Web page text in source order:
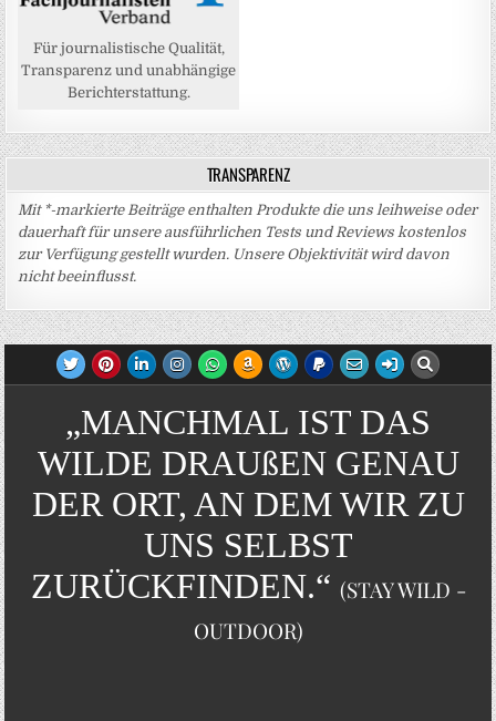
Für journalistische Qualität,
Transparenz und unabhängige
Berichterstattung.
TRANSPARENZ
Mit *-markierte Beiträge enthalten Produkte die uns leihweise oder
dauerhaft für unsere ausführlichen Tests und Reviews kostenlos
zur Verfügung gestellt wurden. Unsere Objektivität wird davon
nicht beeinflusst.
„MANCHMAL IST DAS
WILDE DRAUßEN GENAU
DER ORT, AN DEM WIR ZU
UNS SELBST
ZURÜCKFINDEN.“ (STAY WILD -
OUTDOOR)